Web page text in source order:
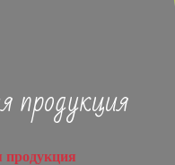
продукция
продукция